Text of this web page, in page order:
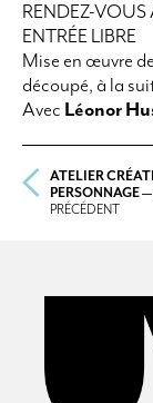
RENDEZ-
ENTRÉE LIBRE
Mise en œuvre
découpé, à la
Avec Léonor
ATELIER
PERSONNAGE
PRÉCÉDENT